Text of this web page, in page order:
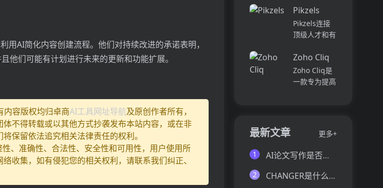
AI简化内容创建流程。他们对持续改进的承诺表明，
他们可能有计划进行未来的更新和功能扩展。
容版权均归卓商AI工具网址导航及原创作者所有，
不得转载或以其他方式抄袭发布本站内容，或在非
保留依法追究相关法律责任的权利。
、准确性、合法性、安全性和可用性，用户使用所
收集，如有侵犯您的相关权利，请联系我们纠正、
模型（...
档和文件、整
理研究材料、
组织内容库，
并将所有文件
和内容集中在
工参与度分析
平台。它可以
深入分析公司
队和岗位的参
与度,帮助管
理者明确团队
互动症结所
Pikzels
Pikzels连接
顶级人才和有
我们促进协
作，释放创意
卓越。加入我
量，释放你的
Pi...
Zoho Cliq
Zoho Cliq是
一款专为提高
团队成员、对
话和工作流集
中在一个地
方,实现无缝
连接。主要功
最新文章 更多+
1 AI论文写作是否靠谱？这6款论文AI写作神器真的可以让你效率翻倍
2 CHANGER是什么？一文让你看懂CHANGER的技术原理、主要功能、应用场景